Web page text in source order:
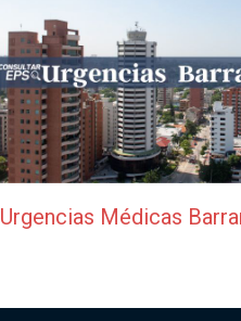
Urgencias Médicas